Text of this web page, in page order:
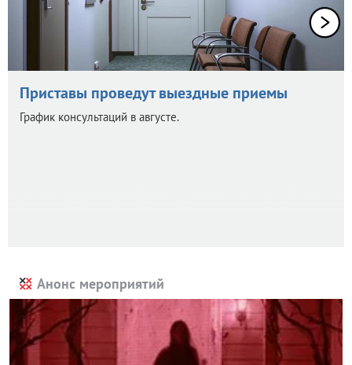
Приставы проведут выездные приемы
График консультаций в августе.
Анонс мероприятий